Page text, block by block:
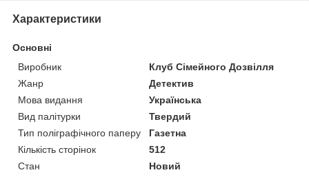
Характеристики
Основні
Виробник
Клуб Сімейного Дозвілля
Жанр
Детектив
Мова видання
Українська
Вид палітурки
Твердий
Тип поліграфічного паперу
Газетна
Кількість сторінок
512
Стан
Новий